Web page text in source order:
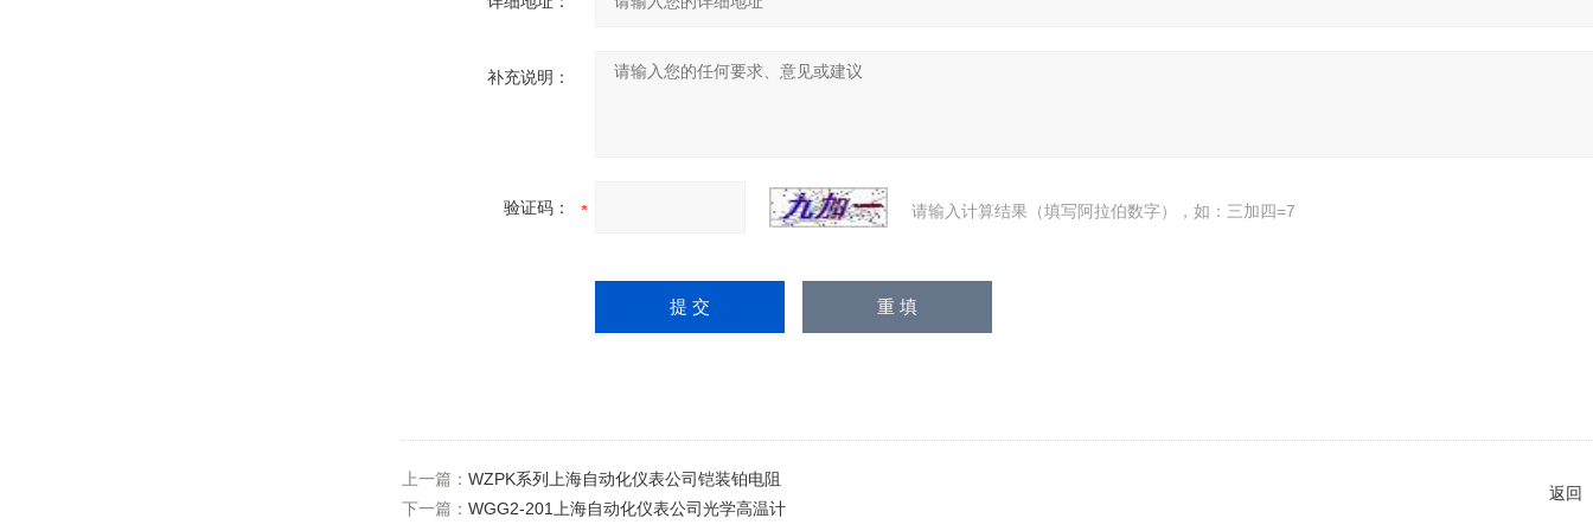
补充说明：
验证码： 请输入计算结果（填写阿拉伯数字），如：三加四=7
上一篇： WZPK系列上海自动化仪表公司铠装铂电阻
下一篇： WGG2-201上海自动化仪表公司光学高温计
返回